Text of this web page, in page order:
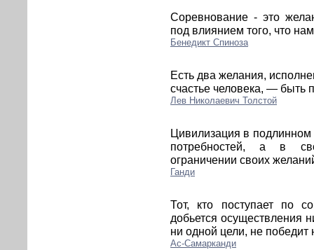
Соревнование - это
под влиянием того, что
Бенедикт Спиноза
Есть два желания,
счастье человека, — быть
Лев Николаевич Толстой
Цивилизация в
потребностей, а в
ограничении своих
Ганди
Тот, кто поступает по
добьется осуществления
ни одной цели, не победит
Ас-Самарканди